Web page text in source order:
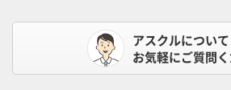
アスクルについて
お気軽にご質問く